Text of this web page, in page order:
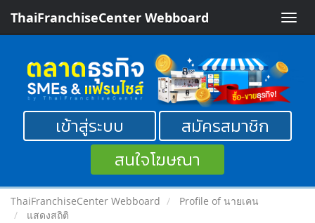
Toggle
ThaiFranchiseCenter Webboard
เข้าสู่ระบบ
สมัครสมาชิก
สนใจโฆษณา
ThaiFranchiseCenter Webboard
Profile of นายเคน
แสดงสถิติ